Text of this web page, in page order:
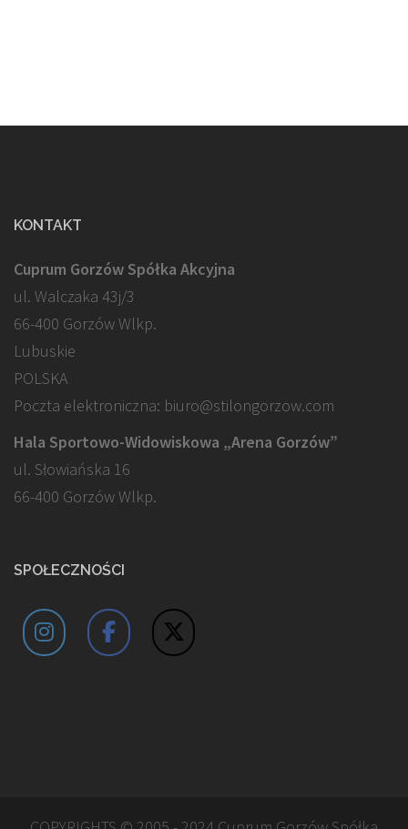
KONTAKT
Cuprum Gorzów Spółka Akcyjna
ul. Walczaka 43j/3
66-400 Gorzów Wlkp.
Lubuskie
POLSKA
Poczta elektroniczna: biuro@stilongorzow.com
Hala Sportowo-Widowiskowa „Arena Gorzów”
ul. Słowiańska 16
66-400 Gorzów Wlkp.
SPOŁECZNOŚCI